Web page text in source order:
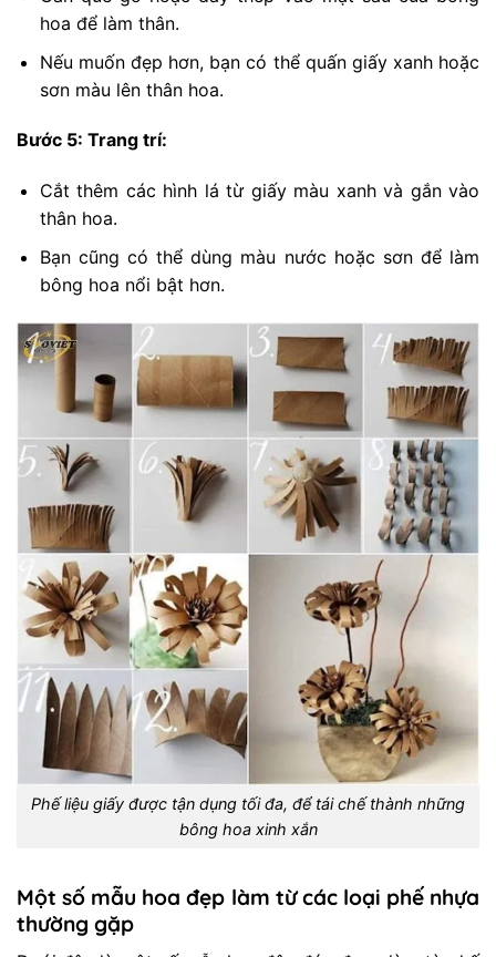
hoa để làm thân.
Nếu muốn đẹp hơn, bạn có thể quấn giấy xanh hoặc
sơn màu lên thân hoa.
Bước 5: Trang trí:
Cắt thêm các hình lá từ giấy màu xanh và gắn vào
thân hoa.
Bạn cũng có thể dùng màu nước hoặc sơn để làm
bông hoa nổi bật hơn.
Phế liệu giấy được tận dụng tối đa, để tái chế thành những
bông hoa xinh xắn
Một số mẫu hoa đẹp làm từ các loại phế nhựa
thường gặp